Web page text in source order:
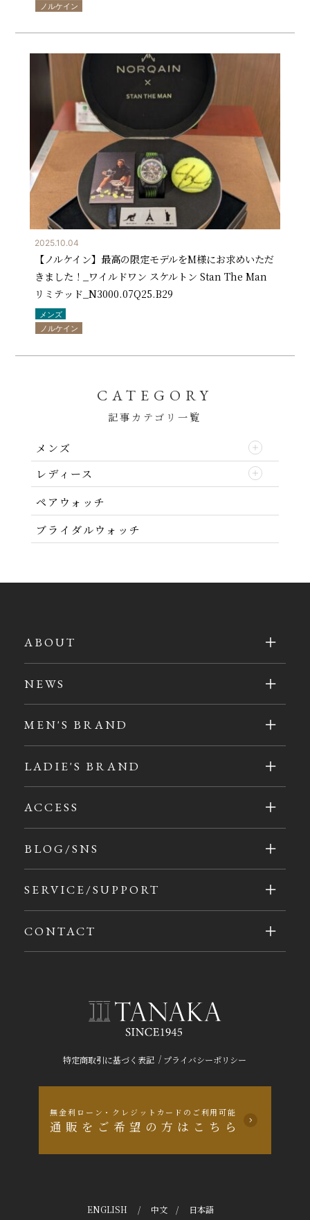
ノルケイン
2025.10.04
【ノルケイン】最高の限定モデルをM様にお求めいただ
きました！_ワイルドワン スケルトン Stan The Man
リミテッド_N3000.07Q25.B29
メンズ
ノルケイン
CATEGORY
記事カテゴリ一覧
メンズ
レディース
ペアウォッチ
ブライダルウォッチ
特定商取引に基づく表記 / プライバシーポリシー
無金利ローン・クレジットカードのご利用可能
通販をご希望の方はこちら
ABOUT
NEWS
MEN'S BRAND
LADIE'S BRAND
ACCESS
BLOG/SNS
SERVICE/SUPPORT
CONTACT
ENGLISH / 中文 / 日本語